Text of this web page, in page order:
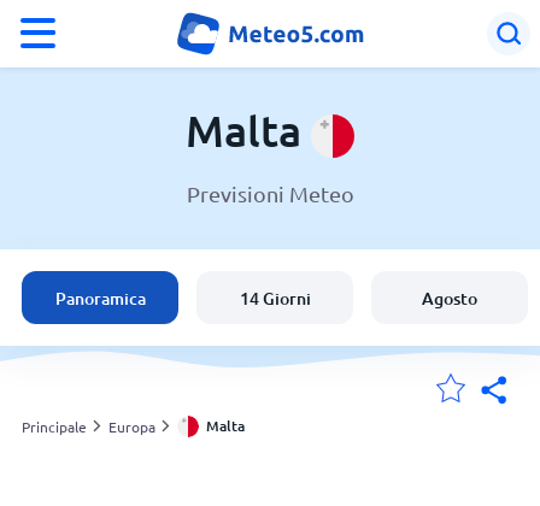
Malta
Italia
Svizzera
Malta
Previsioni Meteo
Panoramica 14 Giorni Agosto
Principale Europa Malta